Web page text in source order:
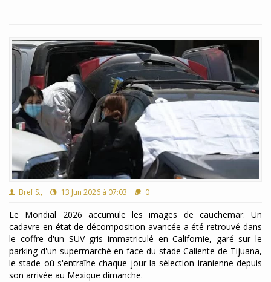
Bref S., 13 Jun 2026 à 07:03 0
Le Mondial 2026 accumule les images de cauchemar. Un
cadavre en état de décomposition avancée a été retrouvé dans
le coffre d'un SUV gris immatriculé en Californie, garé sur le
parking d'un supermarché en face du stade Caliente de Tijuana,
le stade où s'entraîne chaque jour la sélection iranienne depuis
son arrivée au Mexique dimanche.